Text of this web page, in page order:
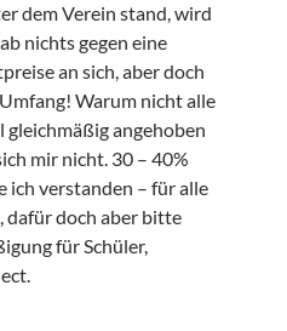
dem Verein stand, wird
nichts gegen eine
an sich, aber doch
Warum nicht alle
angehoben
mir nicht. 30 – 40%
ich verstanden – für alle
dafür doch aber bitte
für Schüler,